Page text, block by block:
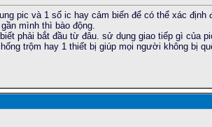
pic và 1 số ic hay cảm biến để có thể xác
mình thì bào động.
phải bắt đầu từ đâu. sử dụng giao tiếp gì của
trộm hay 1 thiết bị giúp mọi người không bị